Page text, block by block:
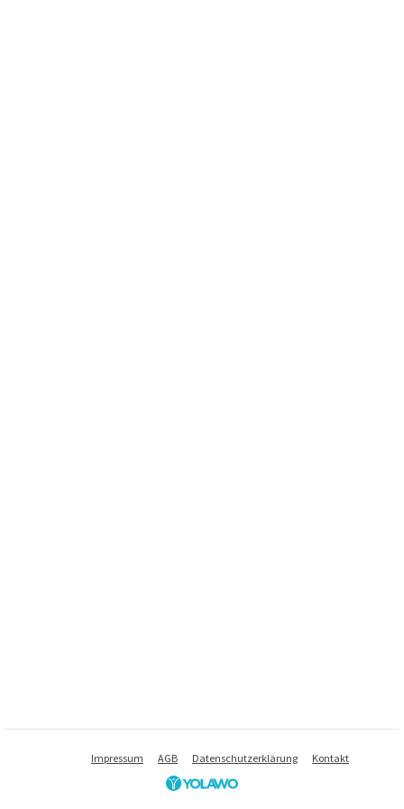
Impressum AGB Datenschutzerklärung Kontakt